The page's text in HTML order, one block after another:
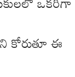
కోరుతూ ఈ